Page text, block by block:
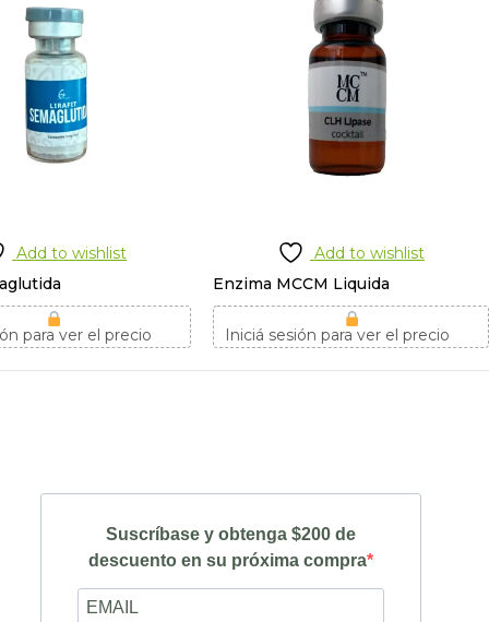
Add to wishlist
para ver el precio
Add to wishlist
Enzima MCCM Liquida
Iniciá sesión para ver el precio
Suscríbase y obtenga $200 de
descuento en su próxima compra